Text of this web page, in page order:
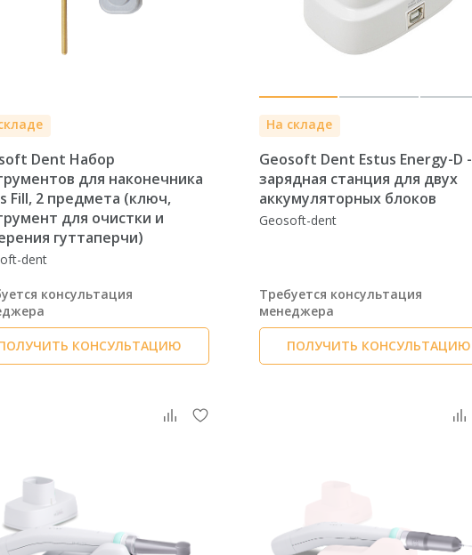
Dent Набор
для наконечника
Fill, 2 предмета (ключ,
для очистки и
гуттаперчи)
dent
консультация
КОНСУЛЬТАЦИЮ
На складе
Geosoft Dent Estus Energy-D -
зарядная станция для двух
аккумуляторных блоков
Geosoft-dent
Требуется консультация
менеджера
ПОЛУЧИТЬ КОНСУЛЬТАЦИЮ